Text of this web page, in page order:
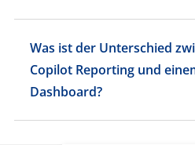
Was ist der Unterschied
Copilot Reporting und
Dashboard?